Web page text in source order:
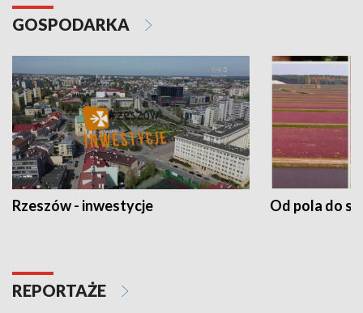
GOSPODARKA
Rzeszów - inwestycje Od pola do
REPORTAŻE